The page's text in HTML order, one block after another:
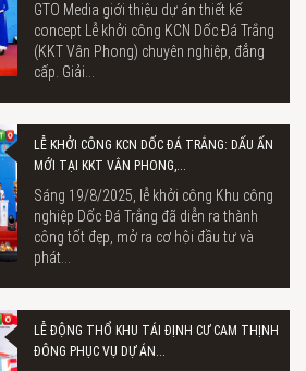
GTO Media giới thiệu dự án thiết kế
concept Lễ khởi công KCN Dốc Đá Trắng
(KKT Vân Phong) chuyên nghiệp, đẳng
cấp. Giải...
LỄ KHỞI CÔNG KCN DỐC ĐÁ TRẮNG: DẤU ẤN
MỚI TẠI KKT VÂN PHONG,...
Sáng 19/8/2025, lễ khởi công Khu công
nghiệp Dốc Đá Trắng đã diễn ra thành
công tốt đẹp, mở ra cơ hội đầu tư và
phát...
LỄ ĐỘNG THỔ KHU TÁI ĐỊNH CƯ CAM THỊNH
ĐÔNG PHỤC VỤ DỰ ÁN...